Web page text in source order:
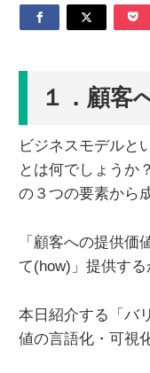
１．顧客
ビジネスモデルと
とは何でしょうか
の３つの要素から
「顧客への提供
て(how)」提供す
本日紹介する「バ
値の言語化・可視